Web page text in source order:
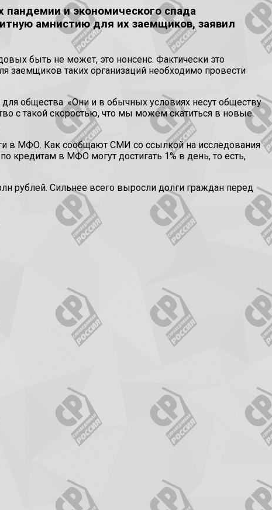
пандемии и экономического спада
амнистию для их заемщиков, заявил
быть не может, это нонсенс. Фактически это
таких организаций необходимо провести
общества. «Они и в обычных условиях несут обществу
с такой скоростью, что мы можем скатиться в новые
в МФО. Как сообщают СМИ со ссылкой на исследования
кредитам в МФО могут достигать 1% в день, то есть,
рублей. Сильнее всего выросли долги граждан перед